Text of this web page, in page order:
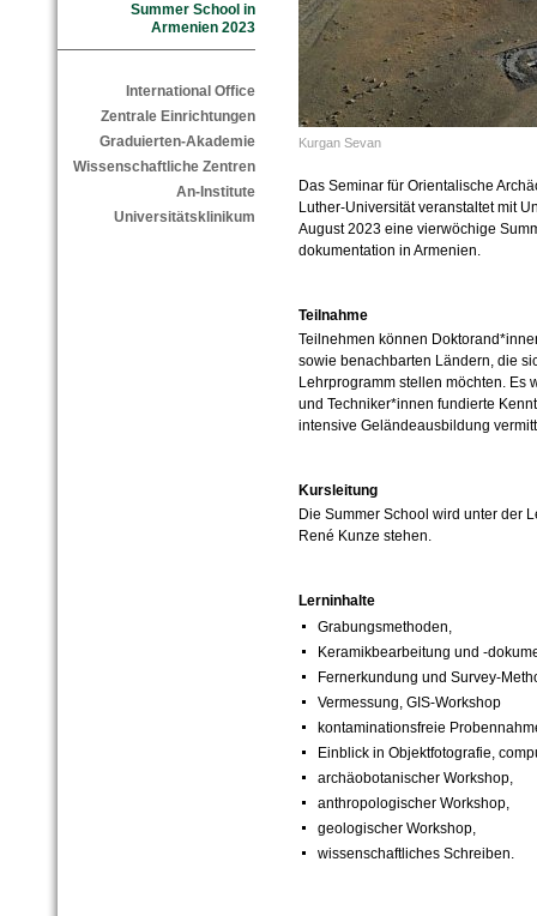
Summer School in
Armenien 2023
International Office
Zentrale Einrichtungen
Graduierten-Akademie
Wissenschaftliche Zentren
An-Institute
Universitätsklinikum
Kurgan Sevan
Das Seminar für Orientalische
Luther-Universität veranstaltet mit
August 2023 eine vierwöchige
dokumentation in Armenien.
Teilnahme
Teilnehmen können
sowie benachbarten Ländern, die
Lehrprogramm stellen möchten. Es
und Techniker*innen fundierte
intensive Geländeausbildung
Kursleitung
Die Summer School wird unter der
René Kunze stehen.
Lerninhalte
Grabungsmethoden,
Keramikbearbeitung und -
Fernerkundung und Survey-
Vermessung, GIS-Workshop
kontaminationsfreie
Einblick in Objektfotografie,
archäobotanischer Workshop,
anthropologischer Workshop,
geologischer Workshop,
wissenschaftliches Schreiben.